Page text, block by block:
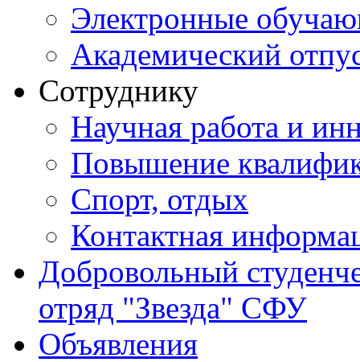
Электронные
Академический
Сотруднику
Научная работа и
Повышение
Спорт, отдых
Контактная
Добровольный
отряд "Звезда" СФУ
Объявления